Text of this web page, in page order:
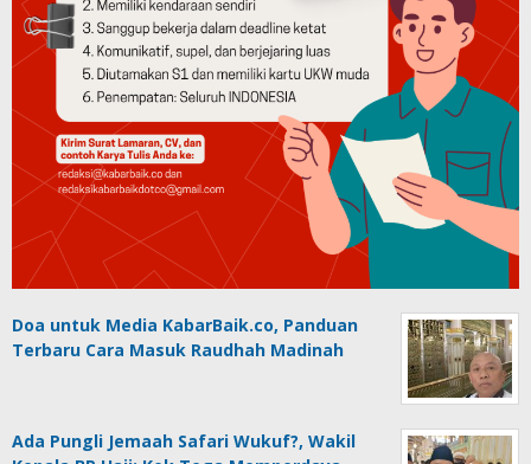
Doa untuk Media KabarBaik.co, Panduan
Terbaru Cara Masuk Raudhah Madinah
Ada Pungli Jemaah Safari Wukuf?, Wakil